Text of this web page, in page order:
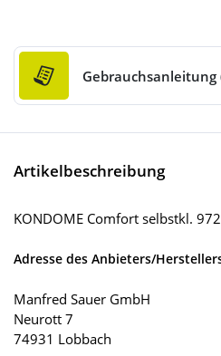
Gebrauchsanleitung
Artikelbeschreibung
KONDOME Comfort selbstkl.
Adresse des Anbieters/
Manfred Sauer GmbH
Neurott 7
74931 Lobbach